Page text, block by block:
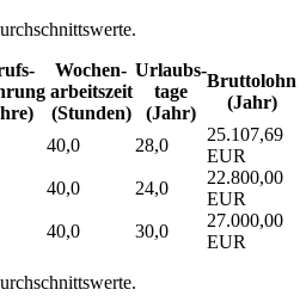
Wochen­
arbeitszeit
(Stunden)
Urlaubs­
tage
(Jahr)
Bruttolohn
(Jahr)
40,0 28,0
25.107,69
EUR
40,0 24,0
22.800,00
EUR
40,0 30,0
27.000,00
EUR